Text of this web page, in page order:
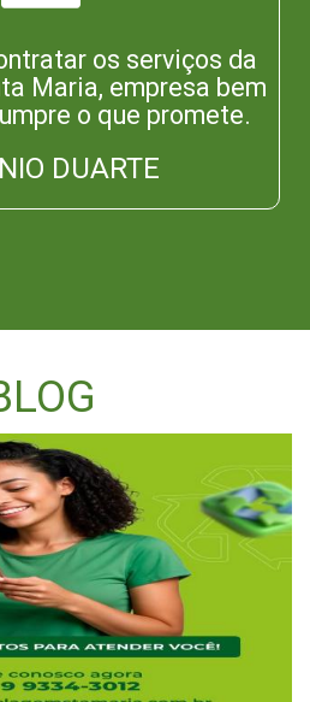
os serviços da
Maria, empresa bem
o que promete.
DUARTE